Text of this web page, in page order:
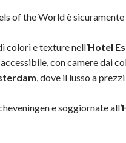
of the World è
colori e texture nell’Hotel
con camere dai
, dove il lusso a
e soggiornate all’